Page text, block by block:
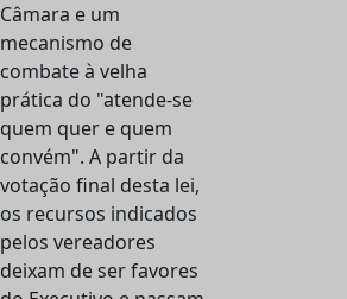
Câmara e um
mecanismo de
combate à velha
prática do "atende-se
quem quer e quem
convém". A partir da
votação final desta lei,
os recursos indicados
pelos vereadores
deixam de ser favores